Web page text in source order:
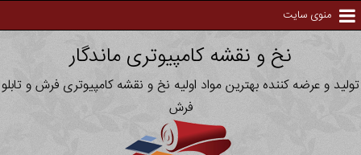
منوی سایت
نخ و نقشه کامپیوتری ماندگار
تولید و عرضه کننده بهترین مواد اولیه نخ و نقشه کامپیوتری فرش و تابلو
فرش